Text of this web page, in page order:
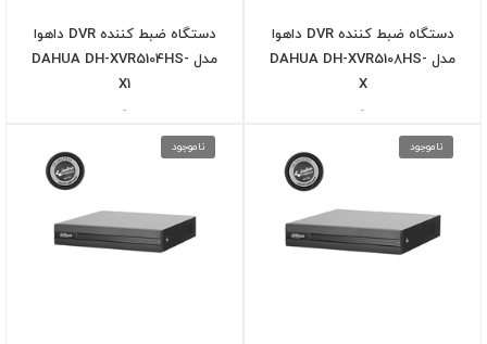
دستگاه ضبط کننده DVR داهوا
مدل DAHUA DH-XVR5108HS-
X
-
دستگاه ضبط کننده DVR داهوا
مدل DAHUA DH-XVR5104HS-
X1
-
ناموجود ناموجود